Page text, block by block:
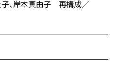
、岸本真由子 再構成／